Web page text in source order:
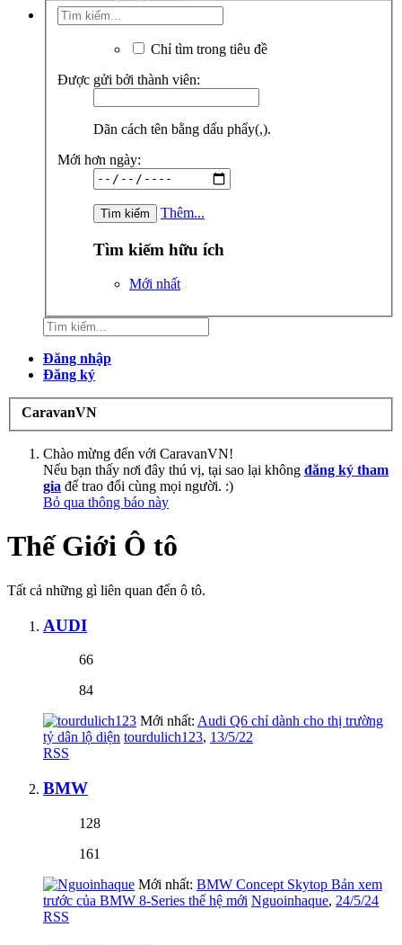
Chỉ tìm trong tiêu đề
Được gửi bởi thành viên:
Dãn cách tên bằng dấu phẩy(,).
Mới hơn ngày:
Thêm...
Tìm kiếm hữu ích
Mới nhất
Đăng nhập
Đăng ký
CaravanVN
Chào mừng đến với CaravanVN!
Nếu bạn thấy nơi đây thú vị, tại sao lại không đăng ký tham
gia để trao đổi cùng mọi người. :)
Bỏ qua thông báo này
Thế Giới Ô tô
Tất cả những gì liên quan đến ô tô.
AUDI
66
84
Mới nhất: Audi Q6 chỉ dành cho thị trường
tỷ dân lộ diện tourdulich123, 13/5/22
RSS
BMW
128
161
Mới nhất: BMW Concept Skytop Bản xem
trước của BMW 8-Series thế hệ mới Nguoinhaque, 24/5/24
RSS